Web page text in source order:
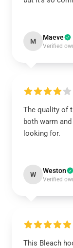
M Maeve
Verified
The quality of
both warm
looking for.
W Weston
Verified
This Bleach